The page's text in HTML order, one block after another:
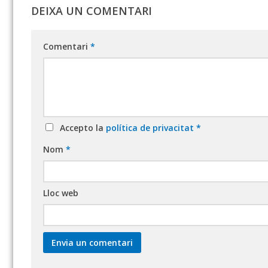
DEIXA UN COMENTARI
Comentari *
Accepto la política de privacitat *
Nom *
Lloc web